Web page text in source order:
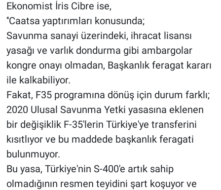
Ekonomist İris Cibre ise,
''Caatsa yaptırımları konusunda;
Savunma sanayi üzerindeki, ihracat lisansı
yasağı ve varlık dondurma gibi ambargolar
kongre onayı olmadan, Başkanlık feragat kararı
ile kalkabiliyor.
Fakat, F35 programına dönüş için durum farklı;
2020 Ulusal Savunma Yetki yasasına eklenen
bir değişiklik F-35'lerin Türkiye'ye transferini
kısıtlıyor ve bu maddede başkanlık feragati
bulunmuyor.
Bu yasa, Türkiye'nin S-400'e artık sahip
olmadığının resmen teyidini şart koşuyor ve